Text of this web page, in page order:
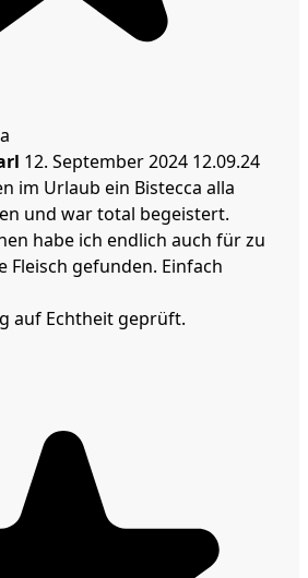
12. September 2024 12.09.24
im Urlaub ein Bistecca alla
und war total begeistert.
habe ich endlich auch für zu
Fleisch gefunden. Einfach
auf Echtheit geprüft.